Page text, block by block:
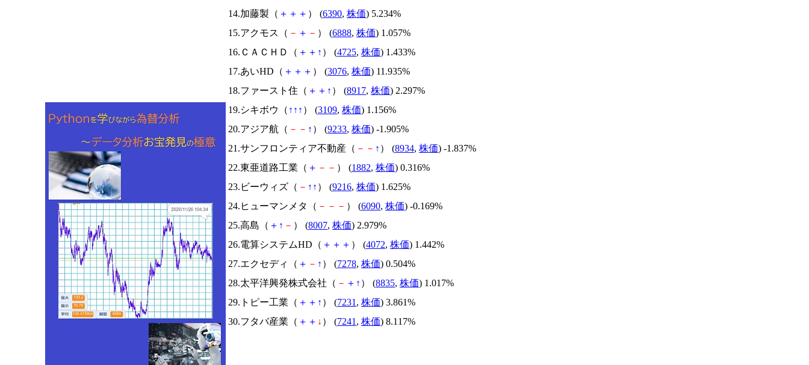
14.加藤製（ ＋ ＋ ＋ ） (6390, 株価) 5.234%
15.アクモス（ － ＋ － ） (6888, 株価) 1.057%
16.ＣＡＣＨＤ（ ＋ ＋ ↑ ） (4725, 株価) 1.433%
17.あいHD（ ＋ ＋ ＋ ） (3076, 株価) 11.935%
18.ファースト住（ ＋ ＋ ↑ ） (8917, 株価) 2.297%
19.シキボウ（ ↑ ↑ ↑ ） (3109, 株価) 1.156%
20.アジア航（ － － ↑ ） (9233, 株価) -1.905%
21.サンフロンティア不動産（ － － ↑ ） (8934, 株価) -1.837%
22.東亜道路工業（ ＋ － － ） (1882, 株価) 0.316%
23.ビーウィズ（ － ↑ ↑ ） (9216, 株価) 1.625%
24.ヒューマンメタ（ － － － ） (6090, 株価) -0.169%
25.高島（ ＋ ↑ － ） (8007, 株価) 2.979%
26.電算システムHD（ ＋ ＋ ＋ ） (4072, 株価) 1.442%
27.エクセディ（ ＋ － ↑ ） (7278, 株価) 0.504%
28.太平洋興発株式会社（ － ＋ ↑ ） (8835, 株価) 1.017%
29.トピー工業（ ＋ ＋ ↑ ） (7231 , 株価) 3.861%
30.フタバ産業（ ＋ ＋ ↓ ） (7241 , 株価) 8.117%